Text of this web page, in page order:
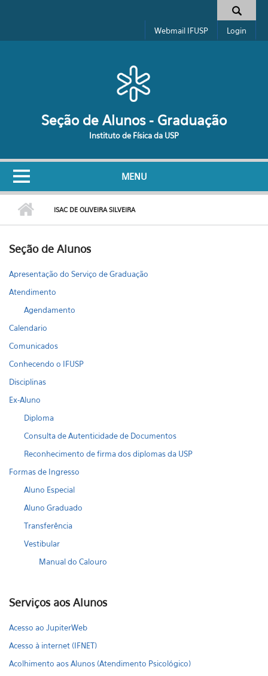
Formulário de busca
Webmail IFUSP Login
Seção de Alunos - Graduação
Instituto de Física da USP
MENU
ISAC DE OLIVEIRA SILVEIRA
Seção de Alunos
Apresentação do Serviço de Graduação
Atendimento
Agendamento
Calendario
Comunicados
Conhecendo o IFUSP
Disciplinas
Ex-Aluno
Diploma
Consulta de Autenticidade de Documentos
Reconhecimento de firma dos diplomas da USP
Formas de Ingresso
Aluno Especial
Aluno Graduado
Transferência
Vestibular
Manual do Calouro
Serviços aos Alunos
Acesso ao JupiterWeb
Acesso à internet (IFNET)
Acolhimento aos Alunos (Atendimento Psicológico)